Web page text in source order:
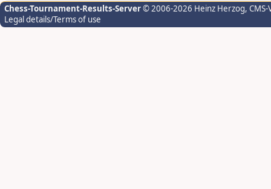
Chess-Tournament-Results-Server© 2006-2026 Heinz Herzog,
Legal details/Terms of use